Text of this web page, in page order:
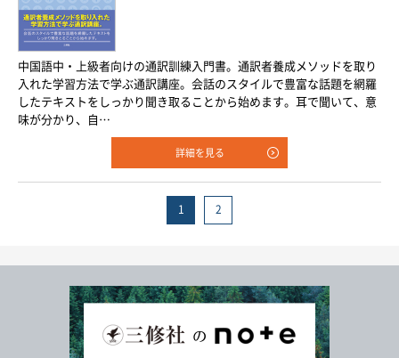
中国語中・上級者向けの通訳訓練入門書。通訳者養成メソッドを取り
入れた学習方法で学ぶ通訳講座。会話のスタイルで豊富な話題を網羅
したテキストをしっかり聞き取ることから始めます。耳で聞いて、意
味が分かり、自…
詳細を見る
1 2